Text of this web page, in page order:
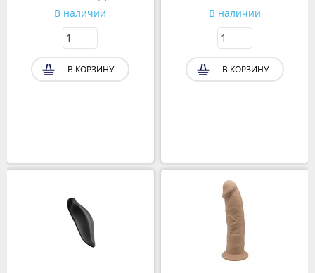
В наличии
В КОРЗИНУ
В наличии
В КОРЗИНУ